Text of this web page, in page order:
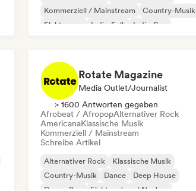
Kommerziell / Mainstream
Country-Musik
Elektropop
Indie-Folk
Indie-Pop
Rotate Magazine
Media Outlet/Journalist
> 1600 Antworten gegeben
Afrobeat / AfropopAlternativer Rock
AmericanaKlassische Musik
Kommerziell / Mainstream
Schreibe Artikel
Alternativer Rock
Klassische Musik
Country-Musik
Dance
Deep House